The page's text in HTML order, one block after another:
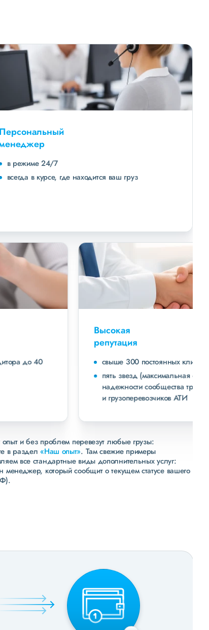
Персональный
в режиме 24/7
всегда в курсе, где находится ваш груз
свыше 300 постоянных клиентов
пять звезд (максимальная оценка) в рейтинге
надежности сообщества транспортных компаний
и без проблем перевезут любые грузы:
в раздел«Наш опыт». Там свежие примеры
все стандартные виды дополнительных услуг:
который сообщит о текущем статусе вашего